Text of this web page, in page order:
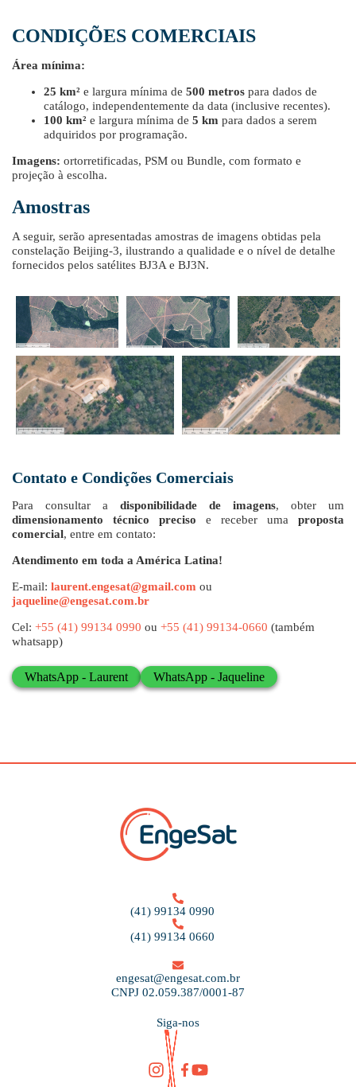
CONDIÇÕES COMERCIAIS
Área mínima:
25 km² e largura mínima de 500 metros para dados de
catálogo, independentemente da data (inclusive recentes).
100 km² e largura mínima de 5 km para dados a serem
adquiridos por programação.
Imagens: ortorretificadas, PSM ou Bundle, com formato e
projeção à escolha.
Amostras
A seguir, serão apresentadas amostras de imagens obtidas pela
constelação Beijing-3, ilustrando a qualidade e o nível de detalhe
fornecidos pelos satélites BJ3A e BJ3N.
Contato e Condições Comerciais
Para consultar a disponibilidade de imagens, obter um
dimensionamento técnico preciso e receber uma proposta
comercial, entre em contato:
Atendimento em toda a América Latina!
E-mail: laurent.engesat@gmail.com ou
jaqueline@engesat.com.br
Cel: +55 (41) 99134 0990 ou +55 (41) 99134-0660 (também
whatsapp)
WhatsApp - Laurent WhatsApp - Jaqueline
(41) 99134 0990
(41) 99134 0660
engesat@engesat.com.br
CNPJ 02.059.387/0001-87
Siga-nos